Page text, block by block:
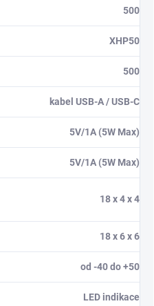
500
XHP50
500
kabel USB-A / USB-C
5V/1A (5W Max)
5V/1A (5W Max)
18 x 4 x 4
18 x 6 x 6
od -40 do +50
LED indikace